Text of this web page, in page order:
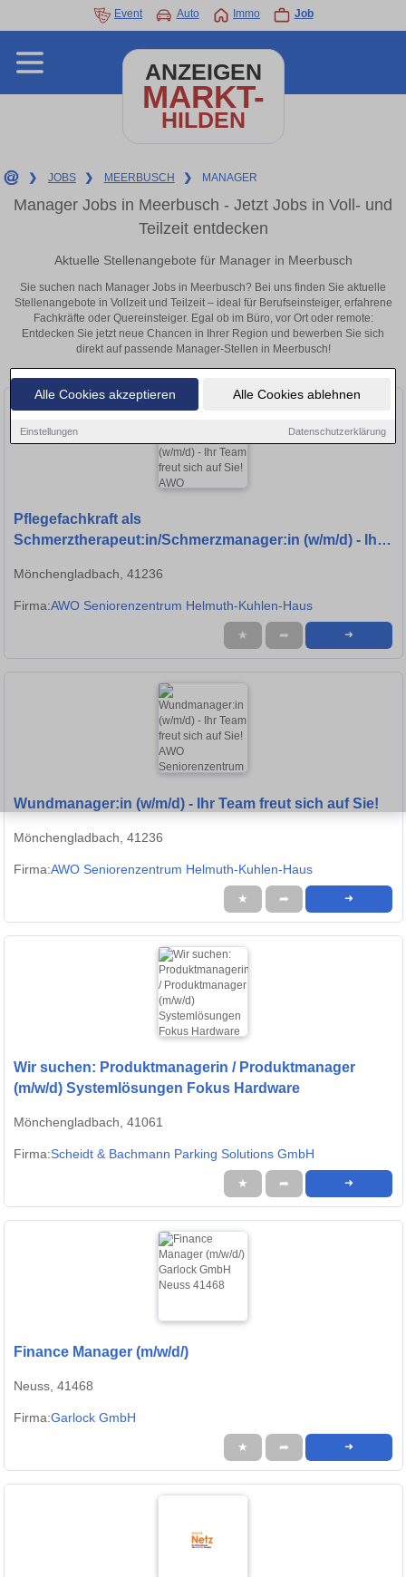
Alle Cookies akzeptieren Alle Cookies ablehnen
Einstellungen Datenschutzerklärung
Event Auto Immo Job
ANZEIGEN
MARKT-
HILDEN
❯ JOBS ❯ MEERBUSCH ❯ MANAGER
Manager Jobs in Meerbusch - Jetzt Jobs in Voll- und
Teilzeit entdecken
Aktuelle Stellenangebote für Manager in Meerbusch
Sie suchen nach Manager Jobs in Meerbusch? Bei uns finden Sie aktuelle
Stellenangebote in Vollzeit und Teilzeit – ideal für Berufseinsteiger, erfahrene
Fachkräfte oder Quereinsteiger. Egal ob im Büro, vor Ort oder remote:
Entdecken Sie jetzt neue Chancen in Ihrer Region und bewerben Sie sich
direkt auf passende Manager-Stellen in Meerbusch!
Pflegefachkraft als
Schmerztherapeut:in/Schmerzmanager:in (w/m/d) - Ihr
Mönchengladbach, 41236
Firma:AWO Seniorenzentrum Helmuth-Kuhlen-Haus
★ ➦ ➜
Wundmanager:in (w/m/d) - Ihr Team freut sich auf Sie!
Mönchengladbach, 41236
Firma:AWO Seniorenzentrum Helmuth-Kuhlen-Haus
★ ➦ ➜
Wir suchen: Produktmanagerin / Produktmanager
(m/w/d) Systemlösungen Fokus Hardware
Mönchengladbach, 41061
Firma:Scheidt & Bachmann Parking Solutions GmbH
★ ➦ ➜
Finance Manager (m/w/d/)
Neuss, 41468
Firma:Garlock GmbH
★ ➦ ➜